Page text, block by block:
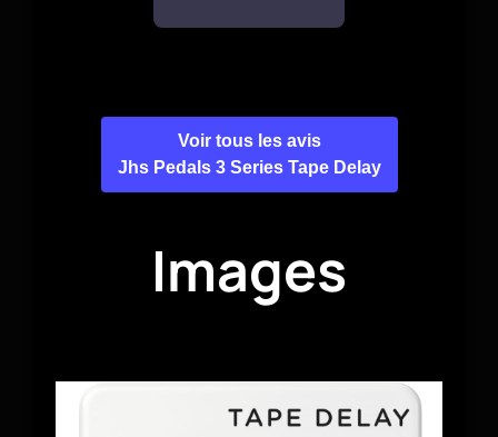
Voir tous les avis
Jhs Pedals 3 Series Tape Delay
Images